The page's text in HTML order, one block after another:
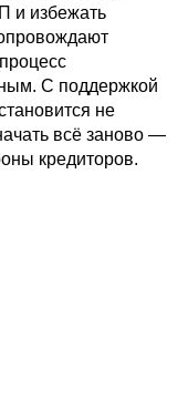
и избежать
С поддержкой
не
всё заново —
кредиторов.